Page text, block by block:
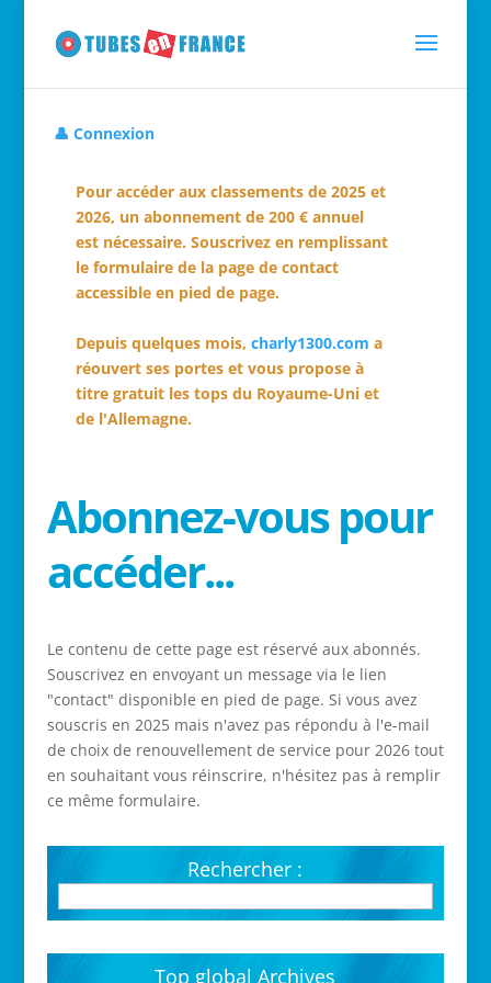
👤 Connexion
Pour accéder aux classements de 2025 et
2026, un abonnement de 200 € annuel
est nécessaire. Souscrivez en remplissant
le formulaire de la page de contact
accessible en pied de page.
Depuis quelques mois, charly1300.com a
réouvert ses portes et vous propose à
titre gratuit les tops du Royaume-Uni et
de l'Allemagne.
Abonnez-vous pour
accéder...
Le contenu de cette page est réservé aux abonnés.
Souscrivez en envoyant un message via le lien
"contact" disponible en pied de page. Si vous avez
souscris en 2025 mais n'avez pas répondu à l'e-mail
de choix de renouvellement de service pour 2026 tout
en souhaitant vous réinscrire, n'hésitez pas à remplir
ce même formulaire.
Rechercher :
Top global Archives